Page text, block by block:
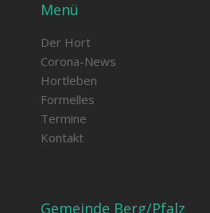
Menü
Der Hort
Corona-News
Hortleben
Formelles
Termine
Kontakt
Gemeinde Berg/Pfalz